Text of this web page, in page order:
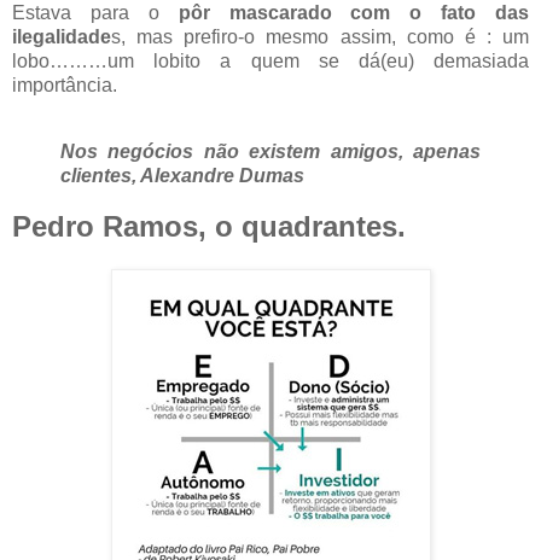
Estava para o pôr mascarado com o fato das
ilegalidades, mas prefiro-o mesmo assim, como é : um
lobo………um lobito a quem se dá(eu) demasiada
importância.
Nos negócios não existem amigos, apenas
clientes, Alexandre Dumas
Pedro Ramos, o quadrantes.